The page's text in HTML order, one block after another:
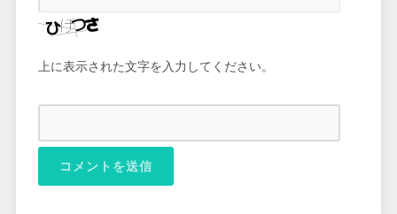
上に表示された文字を入力してください。